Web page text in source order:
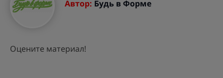
Автор: Будь в Форме
Оцените материал!